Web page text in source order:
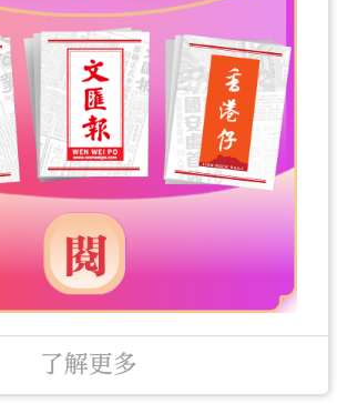
了解更多